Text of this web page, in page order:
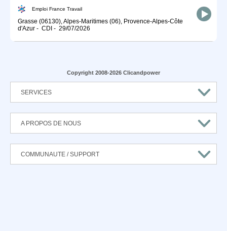
Emploi France Travail
Grasse (06130), Alpes-Maritimes (06), Provence-Alpes-Côte
d'Azur - CDI - 29/07/2026
Copyright 2008-2026 Clicandpower
SERVICES
A PROPOS DE NOUS
COMMUNAUTE / SUPPORT